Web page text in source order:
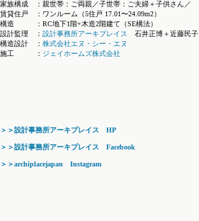
家族構成 ：親世帯：ご両親／子世帯：ご夫婦＋子供さん／
賃貸住戸 ：ワンルーム（5住戸 17.01〜24.09m2）
構造 ：RC地下1階+木造2階建て（SE構法）
設計監理 ： 設計事務所アーキプレイス
石井正博＋近藤民子
構造設計 ： 株式会社エヌ・シー・エヌ
施工 ： ジェイホームズ株式会社
＞＞設計事務所アーキプレイス HP
＞＞設計事務所アーキプレイス Facebook
＞＞archiplacejapan Instagram